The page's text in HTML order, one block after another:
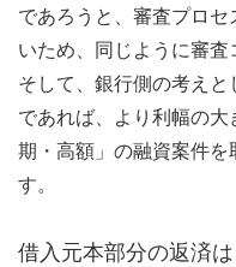
であろうと、審査プロ
いため、同じように審査
そして、銀行側の考え
であれば、より利幅の
期・高額」の融資案件
す。
借入元本部分の返済